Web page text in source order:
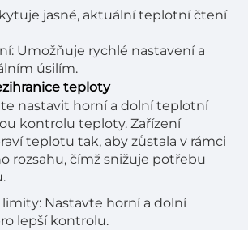
jasné, aktuální teplotní čtení
Umožňuje rychlé nastavení a
úsilím.
teploty
nastavit horní a dolní teplotní
kontrolu teploty. Zařízení
teplotu tak, aby zůstala v rámci
rozsahu, čímž snižuje potřebu
Nastavte horní a dolní
lepší kontrolu.